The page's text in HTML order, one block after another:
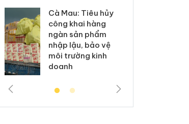
Cà Mau: Tiêu hủy
công khai hàng
ngàn sản phẩm
nhập lậu, bảo vệ
môi trường kinh
doanh